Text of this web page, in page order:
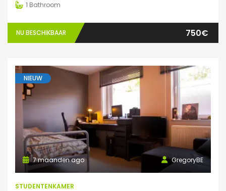
1 Bathroom
NU BESCHIKBAAR 750€
NIEUW
GregoryBE
7 maanden ago
STUDENTENKAMER